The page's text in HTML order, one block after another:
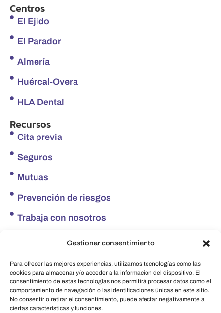
Gestionar consentimiento
Para ofrecer las mejores experiencias, utilizamos tecnologías como las
cookies para almacenar y/o acceder a la información del dispositivo. El
consentimiento de estas tecnologías nos permitirá procesar datos como el
comportamiento de navegación o las identificaciones únicas en este sitio.
No consentir o retirar el consentimiento, puede afectar negativamente a
ciertas características y funciones.
Centros
El Ejido
El Parador
Almería
Huércal-Overa
HLA Dental
Recursos
Cita previa
Seguros
Mutuas
Prevención de riesgos
Trabaja con nosotros
Redes sociales
Instagram
LinkedIn